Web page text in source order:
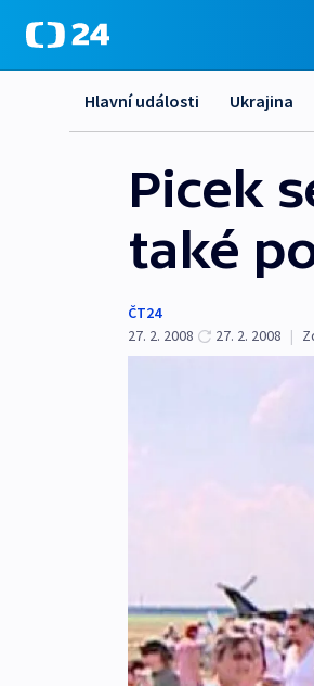
Hlavní události Ukrajina
Picek
také
ČT24
27. 2. 2008
27. 2. 2008 |